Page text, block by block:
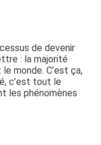
de devenir
: la majorité
monde. C’est ça,
c’est tout le
les phénomènes